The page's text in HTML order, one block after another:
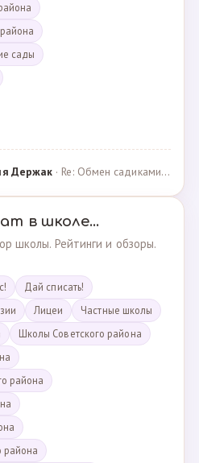
сады
Держак · Re: Обмен садиками, продажа путевок · 25.01.2023
в школе...
школы. Рейтинги и обзоры.
Дай списать!
Лицеи
Частные школы
Школы Советского района
района
района